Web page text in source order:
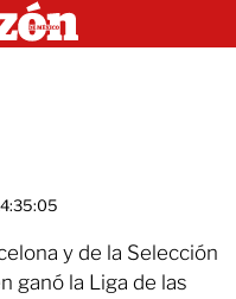
y de la Selección
ganó la Liga de las